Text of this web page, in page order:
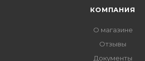
КОМПАНИЯ
О магазине
Отзывы
Документы